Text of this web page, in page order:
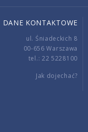
DANE KONTAKTOWE
ul. Śniadeckich 8
00-656 Warszawa
tel.: 22 5228100
Jak dojechać?